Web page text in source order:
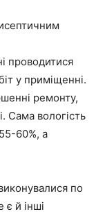
проводитися
у приміщенні.
ремонту,
Сама вологість
60%, а
по
є й інші